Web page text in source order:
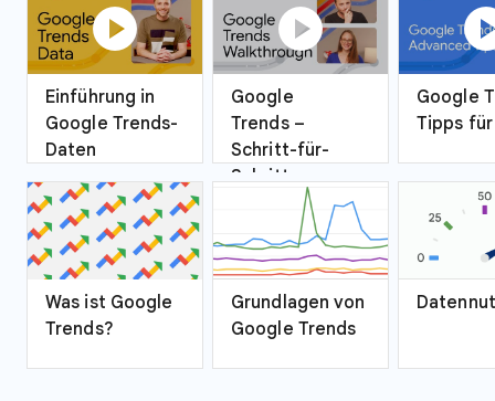
play_circle
Einführung in
Google Trends-
Daten
play_circle
Google
Trends –
Schritt-für-
Schritt-
Anleitung
Google
Tipps
Was ist Google
Trends?
Grundlagen von
Google Trends